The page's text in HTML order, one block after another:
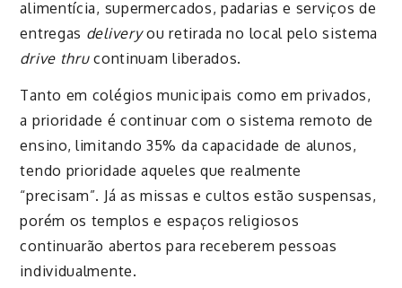
alimentícia, supermercados, padarias e serviços de
entregas deliveryou retirada no local pelo sistema
drive thrucontinuam liberados.
Tanto em colégios municipais como em privados,
a prioridade é continuar com o sistema remoto de
ensino, limitando 35% da capacidade de alunos,
tendo prioridade aqueles que realmente
“precisam”. Já as missas e cultos estão suspensas,
porém os templos e espaços religiosos
continuarão abertos para receberem pessoas
individualmente.